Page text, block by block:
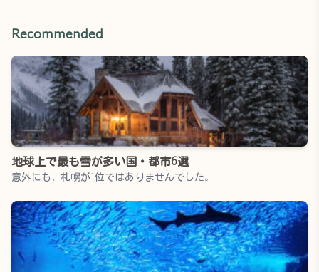
Recommended
地球上で最も雪が多い国・都市6選
意外にも、札幌が1位ではありませんでした。